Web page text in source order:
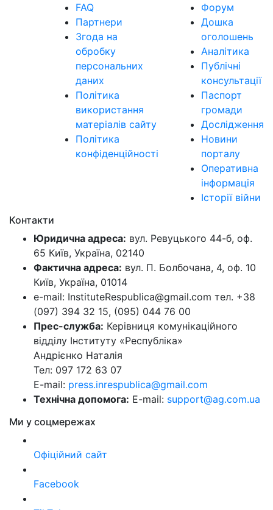
FAQ
Партнери
Згода на
обробку
персональних
даних
Політика
використання
матеріалів сайту
Політика
конфіденційності
Форум
Дошка
оголошень
Аналітика
Публічні
консультації
Паспорт
громади
Дослідження
Новини
порталу
Оперативна
інформація
Історії війни
Контакти
Юридична адреса: вул. Ревуцького 44-б, оф.
65 Київ, Україна, 02140
Фактична адреса: вул. П. Болбочана, 4, оф. 10
Київ, Україна, 01014
e-mail: InstituteRespublica@gmail.com тел. +38
(097) 394 32 15, (095) 044 76 00
Прес-служба: Керівниця комунікаційного
відділу Інституту «Республіка»
Андрієнко Наталія
Тел: 097 172 63 07
E-mail: press.inrespublica@gmail.com
Технічна допомога: E-mail: support@ag.com.ua
Ми у соцмережах
Офіційний сайт
Facebook